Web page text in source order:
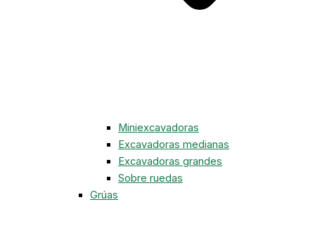
Miniexcavadoras
Excavadoras medianas
Excavadoras grandes
Sobre ruedas
Grúas